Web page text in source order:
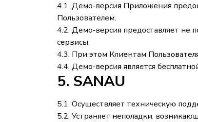
4.1. Демо-версия Приложения
Пользователем.
4.2. Демо-версия предоставляет
сервисы.
4.3. При этом Клиентам
4.4. Демо-версия является
5. SANAU
5.1. Осуществляет техническую
5.2. Устраняет неполадки,